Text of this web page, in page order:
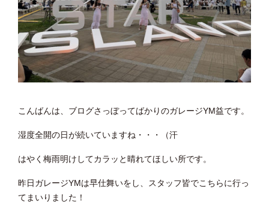
こんばんは、ブログさっぼってばかりのガレージYM益です。
湿度全開の日が続いていますね・・・（汗
はやく梅雨明けしてカラッと晴れてほしい所です。
昨日ガレージYMは早仕舞いをし、スタッフ皆でこちらに行っ
てまいりました！